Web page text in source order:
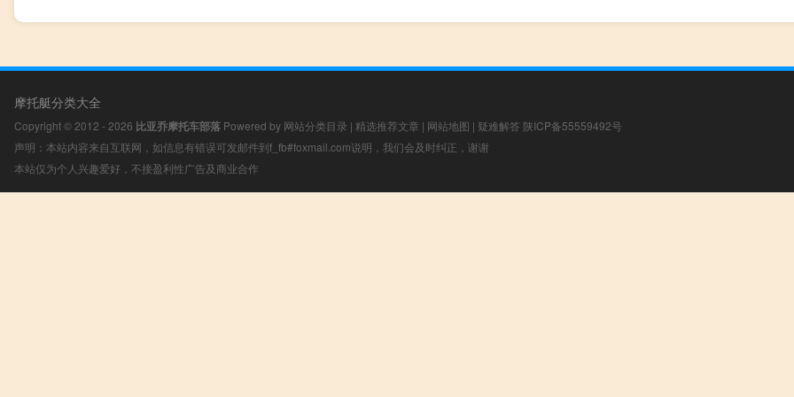
摩托艇分类大全
Copyright © 2012 - 2026 比亚乔摩托车部落 Powered by 网站分类目录 | 精选推荐文章 | 网站地图 | 疑难解答 陕ICP备55559492号
声明：本站内容来自互联网，如信息有错误可发邮件到f_fb#foxmail.com说明，我们会及时纠正，谢谢
本站仅为个人兴趣爱好，不接盈利性广告及商业合作